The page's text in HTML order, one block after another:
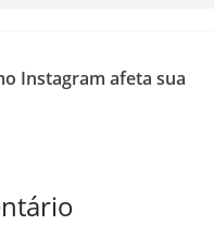
Instagram afeta sua